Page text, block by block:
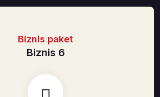
Biznis paket
Biznis 6